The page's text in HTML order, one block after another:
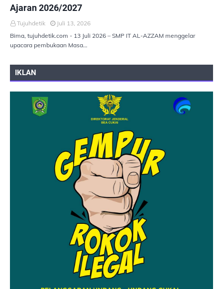
Ajaran 2026/2027
Tujuhdetik
Juli 13, 2026
Bima, tujuhdetik.com - 13 Juli 2026 – SMP IT AL-AZZAM menggelar
upacara pembukaan Masa…
IKLAN